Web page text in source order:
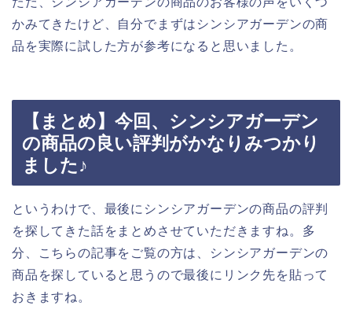
かみてきたけど、自分でまずはシンシアガーデンの商
品を実際に試した方が参考になると思いました。
【まとめ】今回、シンシアガーデン
の商品の良い評判がかなりみつかり
ました♪
というわけで、最後にシンシアガーデンの商品の評判
を探してきた話をまとめさせていただきますね。多
分、こちらの記事をご覧の方は、シンシアガーデンの
商品を探していると思うので最後にリンク先を貼って
おきますね。